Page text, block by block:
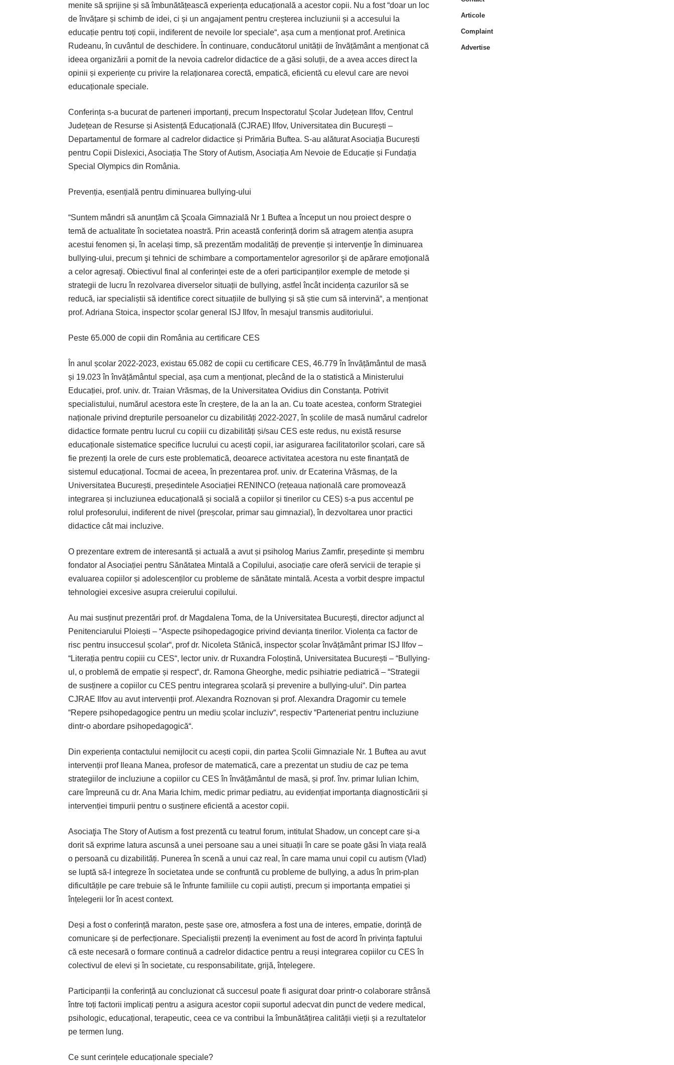
menite să sprijine și să îmbunătățească experiența educațională a acestor copii. Nu a fost “doar un loc
de învățare și schimb de idei, ci și un angajament pentru creșterea incluziunii și a accesului la
educație pentru toți copii, indiferent de nevoile lor speciale“, așa cum a menționat prof. Aretinica
Rudeanu, în cuvântul de deschidere. În continuare, conducătorul unității de învățământ a menționat că
ideea organizării a pornit de la nevoia cadrelor didactice de a găsi soluții, de a avea acces direct la
opinii și experiențe cu privire la relaționarea corectă, empatică, eficientă cu elevul care are nevoi
educaționale speciale.
Conferința s-a bucurat de parteneri impor­tanți, precum Inspectoratul Școlar Județean Ilfov, Centrul
Județean de Resurse și Asistență Educațională (CJRAE) Ilfov, Universitatea din București –
Departamentul de formare al cadrelor didactice și Primăria Buftea. S-au alăturat Asociația București
pentru Copii Dislexici, Asociația The Story of Autism, Asociația Am Nevoie de Educație și Fundația
Special Olympics din România.
Prevenția, esențială pentru diminuarea bullying-ului
“Suntem mândri să anunțăm că Şcoala Gimnazială Nr 1 Buftea a început un nou proiect despre o
temă de actualitate în societatea noastră. Prin această conferință dorim să atragem atenția asupra
acestui fenomen și, în același timp, să prezentăm modalități de prevenție și intervenţie în diminuarea
bullying-ului, precum şi tehnici de schimbare a comportamentelor agresorilor şi de apărare emoţională
a celor agresaţi. Obiectivul final al conferinței este de a oferi participanților exemple de metode și
strategii de lucru în rezolvarea diverselor situații de bullying, astfel încât incidența cazurilor să se
reducă, iar specialiștii să identifice corect situațiile de bullying și să știe cum să intervină“, a menționat
prof. Adriana Stoica, inspector școlar general ISJ Ilfov, în mesajul transmis auditoriului.
Peste 65.000 de copii din România au certificare CES
În anul școlar 2022-2023, existau 65.082 de copii cu certificare CES, 46.779 în învățământul de masă
și 19.023 în învățământul special, așa cum a menționat, plecând de la o statistică a Ministerului
Educației, prof. univ. dr. Traian Vrăsmaș, de la Universitatea Ovidius din Constanța. Potrivit
specialistului, numărul acestora este în creștere, de la an la an. Cu toate acestea, conform Strategiei
naționale privind drepturile persoanelor cu dizabilități 2022-2027, în școlile de masă numărul cadrelor
didactice formate pentru lucrul cu copiii cu dizabilități și/sau CES este redus, nu există resurse
educaționale sistematice specifice lucrului cu acești copii, iar asigurarea facilitatorilor școlari, care să
fie prezenți la orele de curs este problematică, deoarece activitatea acestora nu este finanțată de
sistemul educațional. Tocmai de aceea, în prezentarea prof. univ. dr Ecaterina Vrăsmaș, de la
Universitatea București, președintele Asociației RENINCO (rețeaua națio­nală care promovează
integrarea și incluziunea educațională și socială a copiilor și tinerilor cu CES) s-a pus accentul pe
rolul profesorului, indiferent de nivel (preșcolar, primar sau gimnazial), în dezvoltarea unor practici
didactice cât mai incluzive.
O prezentare extrem de interesantă și actuală a avut și psiholog Marius Zamfir, președinte și membru
fondator al Asociației pentru Sănătatea Mintală a Copilului, asociație care oferă servicii de terapie și
evaluarea copiilor și adolescenților cu probleme de sănătate mintală. Acesta a vorbit despre impactul
tehnologiei excesive asupra creierului copilului.
Au mai susținut prezentări prof. dr Magdalena Toma, de la Universitatea București, director adjunct al
Penitenciarului Ploiești – “Aspecte psihopedagogice privind devianța tinerilor. Violența ca factor de
risc pentru insuccesul școlar“, prof dr. Nicoleta Stănică, inspector școlar învățământ primar ISJ Ilfov –
“Literația pentru copiii cu CES“, lector univ. dr Ruxandra Foloștină, Universitatea București – “Bullying-
ul, o problemă de empatie și respect“, dr. Ramona Gheorghe, medic psihiatrie pediatrică – “Strategii
de susținere a copiilor cu CES pentru integrarea școlară și prevenire a bullying-ului“. Din partea
CJRAE Ilfov au avut intervenții prof. Alexandra Roznovan și prof. Alexandra Dragomir cu temele
“Repere psihopedagogice pentru un mediu școlar incluziv“, respectiv “Parteneriat pentru incluziune
dintr-o abordare psihopedagogică“.
Din experiența contactului nemijlocit cu acești copii, din partea Școlii Gimnaziale Nr. 1 Buftea au avut
intervenții prof Ileana Manea, profesor de matematică, care a prezentat un studiu de caz pe tema
strategiilor de incluziune a copiilor cu CES în învățământul de masă, și prof. înv. primar Iulian Ichim,
care împreună cu dr. Ana Maria Ichim, medic primar pediatru, au evidențiat im­portanța diagnosticării și
intervenției timpurii pentru o susținere eficientă a acestor copii.
Asociaţia The Story of Autism a fost prezentă cu teatrul forum, intitulat Shadow, un concept care și-a
dorit să exprime latura ascunsă a unei persoane sau a unei situații în care se poate găsi în viața reală
o persoană cu dizabilități. Punerea în scenă a unui caz real, în care mama unui copil cu autism (Vlad)
se luptă să-l integreze în societatea unde se confruntă cu probleme de bullying, a adus în prim-plan
dificultățile pe care trebuie să le înfrunte familiile cu copii autiști, precum și importanța empatiei și
înțelegerii lor în acest context.
Deși a fost o con­ferință maraton, peste șase ore, atmosfera a fost una de interes, empatie, dorință de
comunicare și de perfecționare. Specialiștii prezenți la eve­niment au fost de acord în privința faptului
că este necesară o formare continuă a cadrelor didactice pentru a reuși integrarea copiilor cu CES în
colectivul de elevi și în societate, cu responsabilitate, grijă, înțelegere.
Participanții la con­ferință au concluzionat că succesul poate fi asigurat doar printr-o colaborare strânsă
între toți factorii implicați pentru a asigura acestor copii suportul adecvat din punct de vedere medical,
psihologic, educațional, terapeutic, ceea ce va contribui la îmbunătățirea calității vieții și a rezultatelor
pe termen lung.
Ce sunt cerințele educaționale speciale?
Articole
Complaint
Advertise